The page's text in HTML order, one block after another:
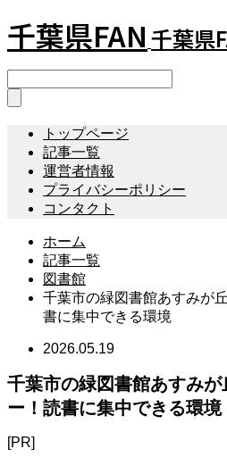
千葉県FAN 千葉県
トップページ
記事一覧
運営者情報
プライバシーポリシー
コンタクト
ホーム
記事一覧
図書館
千葉市の緑図書館あすみが
書に集中できる環境
2026.05.19
千葉市の緑図書館あすみ
ー！読書に集中できる環境
[PR]